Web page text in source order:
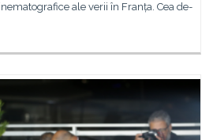
ale verii în Franța. Cea de-